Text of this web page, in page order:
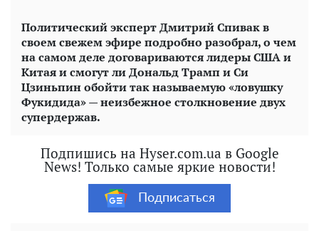
Политический эксперт Дмитрий Спивак в
своем свежем эфире подробно разобрал, о чем
на самом деле договариваются лидеры США и
Китая и смогут ли Дональд Трамп и Си
Цзиньпин обойти так называемую «ловушку
Фукидида» — неизбежное столкновение двух
супердержав.
Подпишись на Hyser.com.ua в Google
News! Только самые яркие новости!
Подписаться